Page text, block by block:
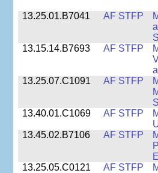
13.25.01.B7041 AF STFP
13.15.14.B7693
AF STFP
13.25.07.C1091
AF STFP
13.40.01.C1069
AF STFP
13.45.02.B7106
AF STFP
13.25.05.C0121
AF STFP